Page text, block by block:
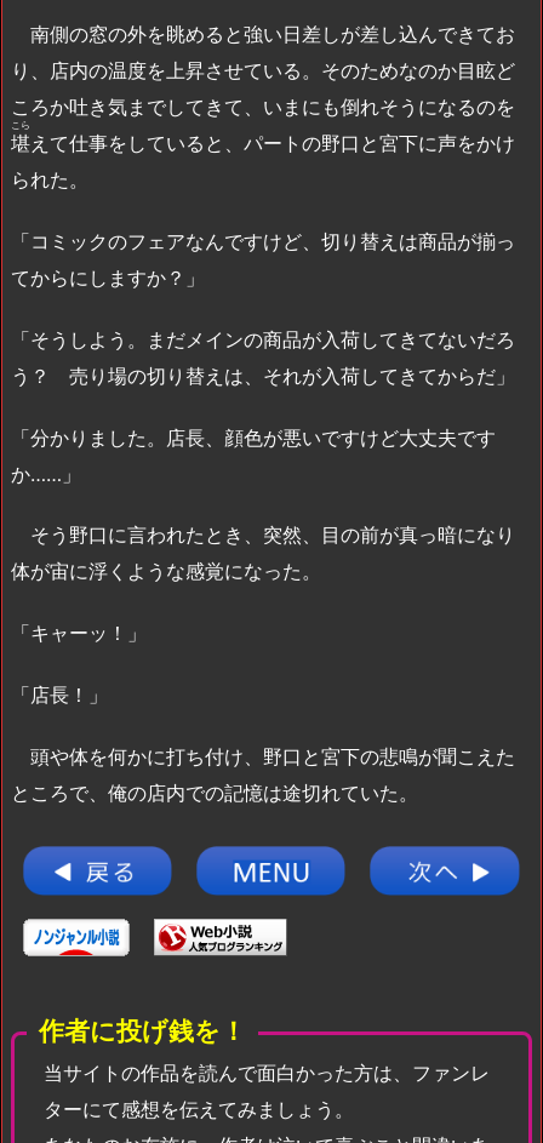
南側の窓の外を眺めると強い日差しが差し込んできてお
り、店内の温度を上昇させている。そのためなのか目眩ど
ころか吐き気までしてきて、いまにも倒れそうになるのを
堪
こら
えて仕事をしていると、パートの野口と宮下に声をかけ
られた。
「コミックのフェアなんですけど、切り替えは商品が揃っ
てからにしますか？」
「そうしよう。まだメインの商品が入荷してきてないだろ
う？ 売り場の切り替えは、それが入荷してきてからだ」
「分かりました。店長、顔色が悪いですけど大丈夫です
か……」
そう野口に言われたとき、突然、目の前が真っ暗になり
体が宙に浮くような感覚になった。
「キャーッ！」
「店長！」
頭や体を何かに打ち付け、野口と宮下の悲鳴が聞こえた
ところで、俺の店内での記憶は途切れていた。
作者に投げ銭を！
当サイトの作品を読んで面白かった方は、ファンレ
ターにて感想を伝えてみましょう。